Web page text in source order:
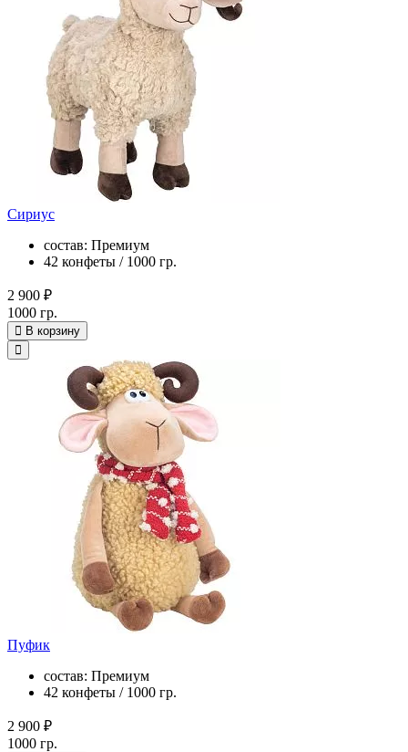
Сириус
состав: Премиум
42 конфеты / 1000 гр.
2 900 ₽
1000 гр.
В корзину
Пуфик
состав: Премиум
42 конфеты / 1000 гр.
2 900 ₽
1000 гр.